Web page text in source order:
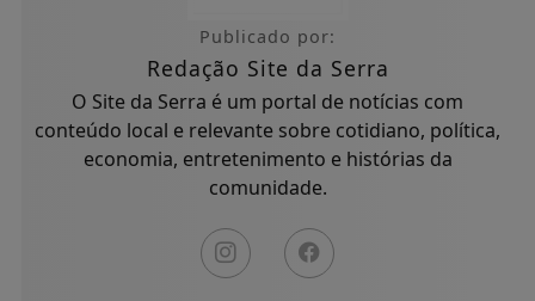
Publicado por:
Redação Site da Serra
O Site da Serra é um portal de notícias com
conteúdo local e relevante sobre cotidiano, política,
economia, entretenimento e histórias da
comunidade.